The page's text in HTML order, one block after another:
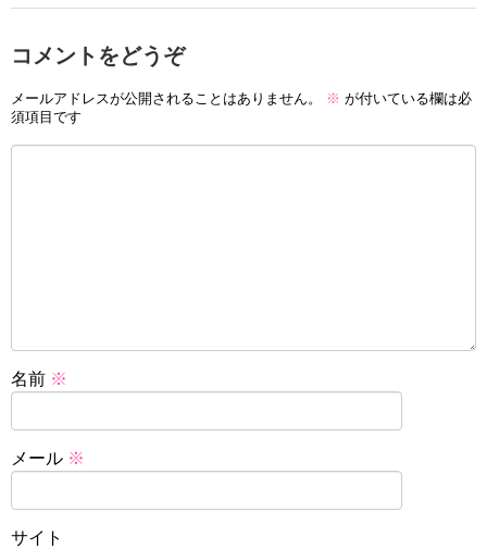
コメントをどうぞ
メールアドレスが公開されることはありません。 ※ が付いている欄は必
須項目です
名前 ※
メール ※
サイト